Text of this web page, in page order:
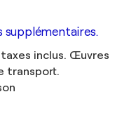
supplémentaires.
inclus. Œuvres
transport.